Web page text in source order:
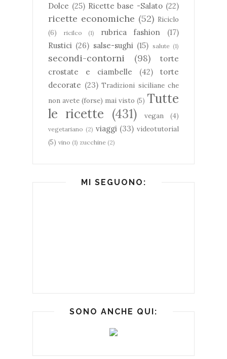
Dolce (25) Ricette base -Salato (22)
ricette economiche (52) Riciclo
(6)
ricilco (1) rubrica fashion
(17)
Rustici (26) salse-sughi (15) salute (1)
secondi-contorni (98)
torte
crostate e ciambelle
(42)
torte
decorate (23) Tradizioni siciliane che
non avete (forse) mai visto (5) Tutte
le ricette (431) vegan (4)
vegetariano (2) viaggi (33) videotutorial
(5) vino (1) zucchine (2)
MI SEGUONO:
SONO ANCHE QUI: